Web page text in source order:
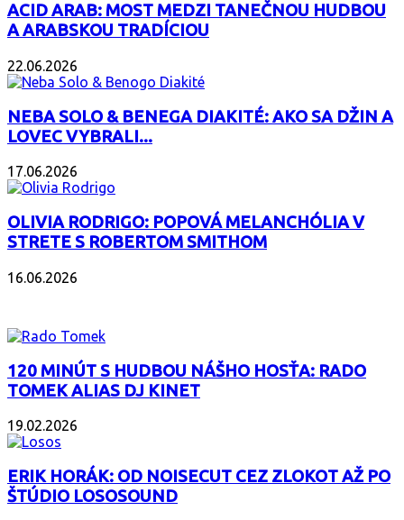
ACID ARAB: MOST MEDZI TANEČNOU HUDBOU
A ARABSKOU TRADÍCIOU
22.06.2026
NEBA SOLO & BENEGA DIAKITÉ: AKO SA DŽIN A
LOVEC VYBRALI...
17.06.2026
OLIVIA RODRIGO: POPOVÁ MELANCHÓLIA V
STRETE S ROBERTOM SMITHOM
16.06.2026
120 MINÚT S HUDBOU NÁŠHO HOSŤA: RADO
TOMEK ALIAS DJ KINET
19.02.2026
ERIK HORÁK: OD NOISECUT CEZ ZLOKOT AŽ PO
ŠTÚDIO LOSOSOUND